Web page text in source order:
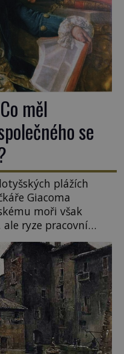
měl
se
plážích
Giacoma
moři však
ryze pracovní
cíl Casanova
uličkami
kontaktoval
v této oblasti žádným
[…]